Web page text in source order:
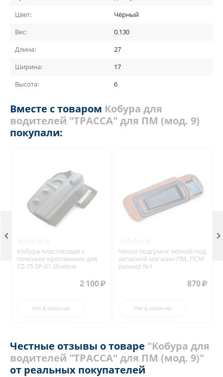
Цвет:
Чёрный
Вес:
0.130
Длина:
27
Ширина:
17
Высота:
6
Вместе с товаром Кобура для
водителей "ТРАССА" для ПМ (мод. 9)
покупали:
Кобура пластиковая с
поясным креплением для
CZ-75 SP-01 Shadow
2 100₽
Нет в наличии
Чехол подсумок летний под
запасной магазин ПМ, ПСМ
размер №1
870₽
Нет в наличии

Честные отзывы о товаре "Кобура для
водителей "ТРАССА" для ПМ (мод. 9)"
от реальных покупателей